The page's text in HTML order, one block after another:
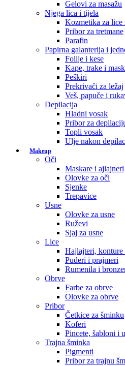
Gelovi za masažu
Njega lica i tijela
Kozmetika za lice
Pribor za tretmane
Parafin
Papirna galanterija i
Folije i kese
Kape, trake i
Peškiri
Prekrivači za ležaj
Veš, papuče i
Depilacija
Hladni vosak
Pribor za
Topli vosak
Ulje nakon
Makeup
Oči
Maskare i ajlajneri
Olovke za oči
Sjenke
Trepavice
Usne
Olovke za usne
Ruževi
Sjaj za usne
Lice
Hajlajteri,
Puderi i prajmeri
Rumenila i
Obrve
Farbe za obrve
Olovke za obrve
Pribor
Četkice za šminku
Koferi
Pincete, šabloni i
Trajna šminka
Pigmenti
Pribor za trajnu